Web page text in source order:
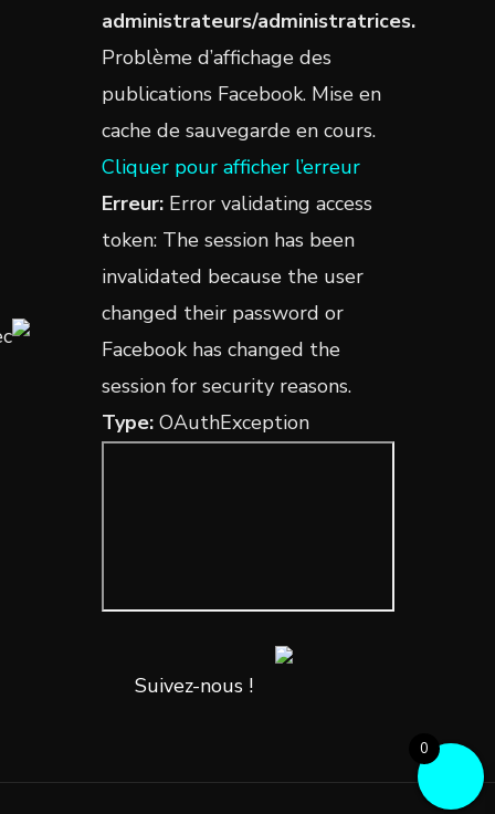
administrateurs/administratrices.
Problème d’affichage des
publications Facebook. Mise en
cache de sauvegarde en cours.
Cliquer pour afficher l’erreur
Erreur:Error validating access
token: The session has been
invalidated because the user
changed their password or
Facebook has changed the
session for security reasons.
Type:OAuthException
Suivez-nous !
0